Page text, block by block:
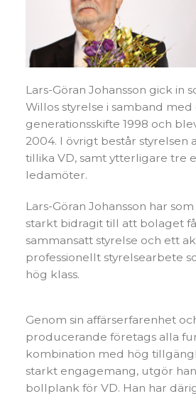
Lars-Göran Johansson gick in
Willos styrelse i samband med
generationsskifte 1998 och
2004. I övrigt består styrelsen
tillika VD, samt ytterligare tre
ledamöter.
Lars-Göran Johansson har
starkt bidragit till att bolaget
sammansatt styrelse och ett
professionellt styrelsearbete
hög klass.
Genom sin affärserfarenhet
producerande företags alla
kombination med hög
starkt engagemang, utgör
bollplank för VD. Han har